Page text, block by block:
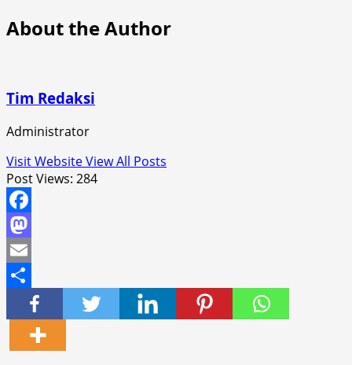
About the Author
Tim Redaksi
Administrator
Visit WebsiteView All Posts
Post Views: 284
Facebook
Mastodon
Email
Share